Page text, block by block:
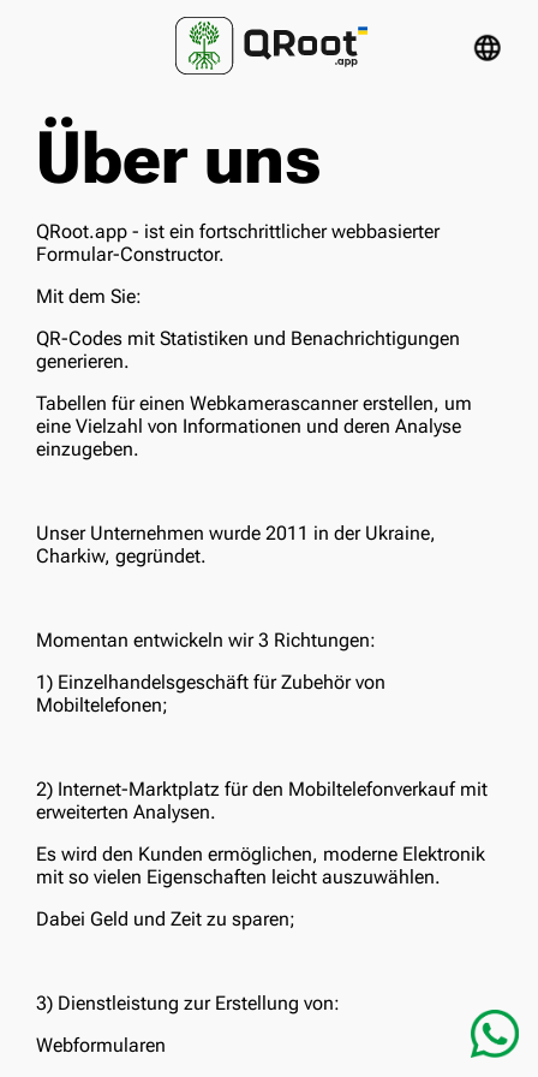
language
Über uns
QRoot.app - ist ein fortschrittlicher webbasierter
Formular-Constructor.
Mit dem Sie:
QR-Codes mit Statistiken und Benachrichtigungen
generieren.
Tabellen für einen Webkamerascanner erstellen, um
eine Vielzahl von Informationen und deren Analyse
einzugeben.
Unser Unternehmen wurde 2011 in der Ukraine,
Charkiw, gegründet.
Momentan entwickeln wir 3 Richtungen:
1) Einzelhandelsgeschäft für Zubehör von
Mobiltelefonen;
2) Internet-Marktplatz für den Mobiltelefonverkauf mit
erweiterten Analysen.
Es wird den Kunden ermöglichen, moderne Elektronik
mit so vielen Eigenschaften leicht auszuwählen.
Dabei Geld und Zeit zu sparen;
3) Dienstleistung zur Erstellung von:
Webformularen